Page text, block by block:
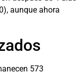
aunque ahora
573